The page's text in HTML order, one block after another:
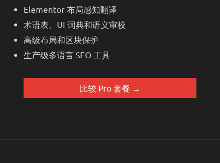
Elementor 布局感知翻译
术语表、UI 词典和语义审校
高级布局和区块保护
生产级多语言 SEO 工具
比较 Pro 套餐 →